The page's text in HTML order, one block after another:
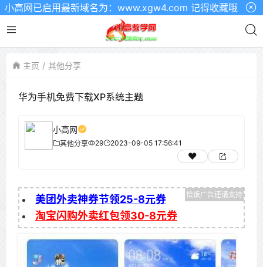
网已启用最新域名为：www.xgw4.com 记得收藏哦
主页 其他分享
华为手机免费下载XP系统主题
小高网
其他分享 29 2023-09-05 17:56:41
美团外卖神券节领25-8元券
淘宝闪购外卖红包领30-8元券